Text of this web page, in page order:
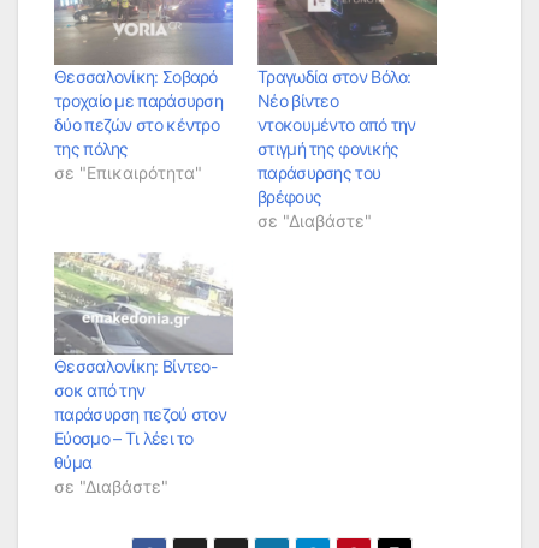
Θεσσαλονίκη: Σοβαρό
τροχαίο με παράσυρση
δύο πεζών στο κέντρο
της πόλης
σε "Επικαιρότητα"
Τραγωδία στον Βόλο:
Νέο βίντεο
ντοκουμέντο από την
στιγμή της φονικής
παράσυρσης του
βρέφους
σε "Διαβάστε"
Θεσσαλονίκη: Βίντεο-
σοκ από την
παράσυρση πεζού στον
Εύοσμο – Τι λέει το
θύμα
σε "Διαβάστε"